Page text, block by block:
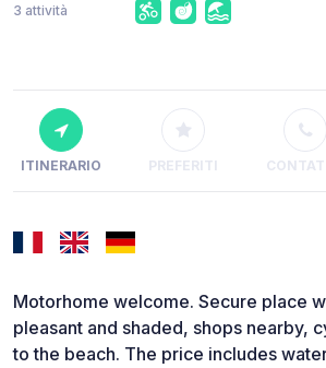
3 attività
ITINERARIO PREFERITI
Motorhome welcome. Secure place
pleasant and shaded, shops nearby,
to the beach. The price includes